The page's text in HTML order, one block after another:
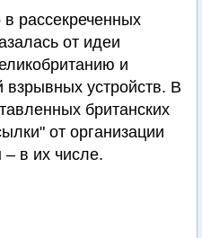
в рассекреченных
от идеи
и
взрывных устройств. В
британских
от организации
в их числе.